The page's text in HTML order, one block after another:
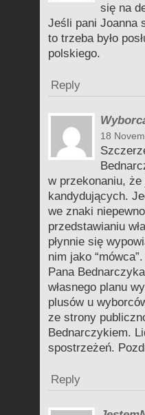
się na
Jeśli pani Joanna
to trzeba było
polskiego.
Reply
18
w przekonaniu,
kandydujących.
we znaki
przedstawianiu
płynnie się
nim jako
Pana
własnego planu
plusów u
ze strony
Bednarczykiem.
spostrzeżeń.
Reply